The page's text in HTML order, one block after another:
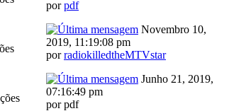
porpdf
Novembro 10,
2019, 11:19:08 pm
porradiokilledtheMTVstar
Junho 21, 2019,
07:16:49 pm
por pdf